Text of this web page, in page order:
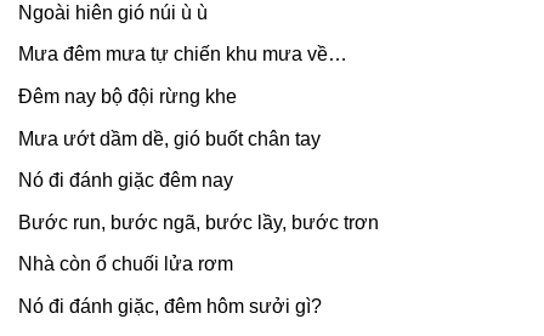
Ngoài hiên gió núi ù ù
Mưa đêm mưa tự chiến khu mưa về…
Đêm nay bộ đội rừng khe
Mưa ướt dầm dề, gió buốt chân tay
Nó đi đánh giặc đêm nay
Bước run, bước ngã, bước lầy, bước trơn
Nhà còn ổ chuối lửa rơm
Nó đi đánh giặc, đêm hôm sưởi gì?